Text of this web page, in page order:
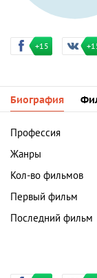
+15
Биография
Профессия
Жанры
Кол-во фильмов
Первый фильм
Последний фильм